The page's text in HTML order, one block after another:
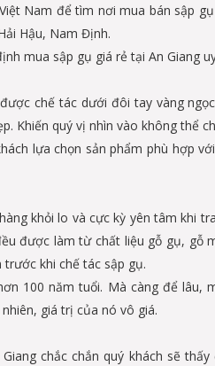
Nam để tìm nơi mua bán sập
Hậu, Nam Định.
mua sập gụ giá rẻ tại An Giang
chế tác dưới đôi tay vàng
Khiến quý vị nhìn vào không thể
lựa chọn sản phẩm phù hợp
khỏi lo và cực kỳ yên tâm khi
được làm từ chất liệu gỗ gụ, gỗ
khi chế tác sập gụ.
100 năm tuổi. Mà càng để lâu,
giá trị của nó vô giá.
chắc chắn quý khách sẽ